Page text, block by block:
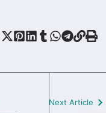
Next Article